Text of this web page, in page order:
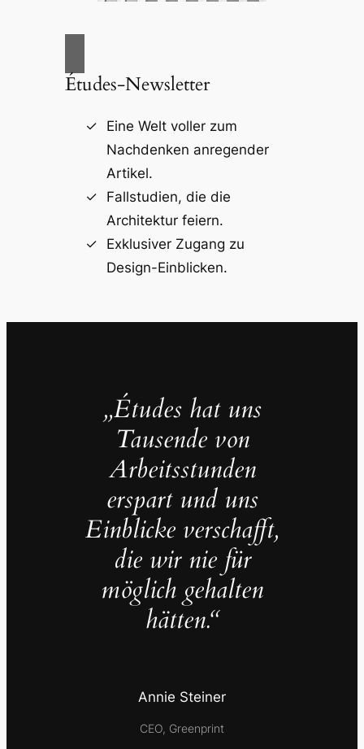
Études-Newsletter
Eine Welt voller zum
Nachdenken anregender
Artikel.
Fallstudien, die die
Architektur feiern.
Exklusiver Zugang zu
Design-Einblicken.
„Études hat uns
Tausende von
Arbeitsstunden
erspart und uns
Einblicke verschafft,
die wir nie für
möglich gehalten
hätten.“
Annie Steiner
CEO, Greenprint